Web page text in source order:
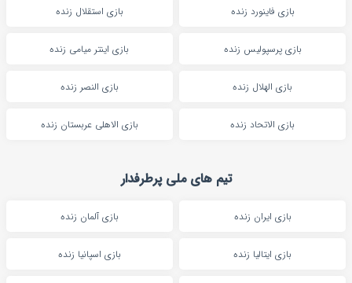
بازی فاینورد زنده بازی استقلال زنده
بازی پرسپولیس زنده بازی اینتر میامی زنده
بازی الهلال زنده بازی النصر زنده
بازی الاتحاد زنده بازی الاهلی عربستان زنده
تیم های ملی پرطرفدار
بازی ایران زنده بازی آلمان زنده
بازی ایتالیا زنده بازی اسپانیا زنده